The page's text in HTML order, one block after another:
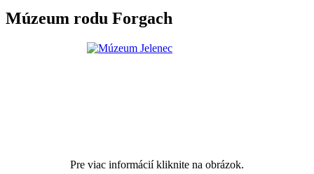
Múzeum rodu Forgach
Pre viac informácií kliknite na obrázok.